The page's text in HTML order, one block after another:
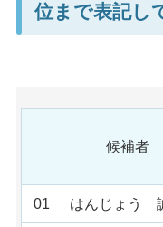
位まで表記し
候補者
01 はんじょう